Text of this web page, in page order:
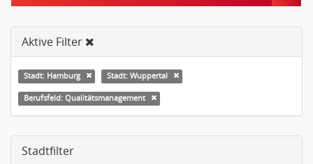
Aktive Filter
Stadt: Hamburg Stadt: Wuppertal
Berufsfeld: Qualitätsmanagement
Stadtfilter